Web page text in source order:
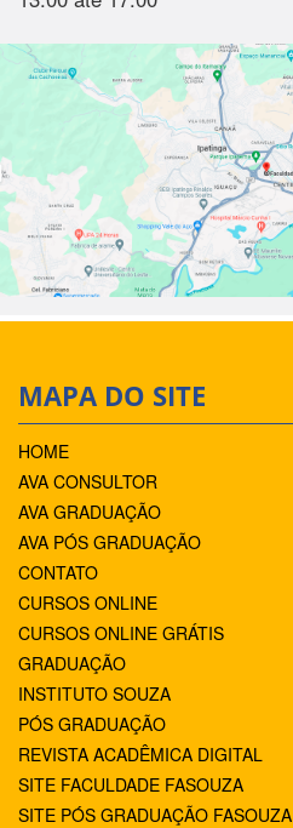
MAPA DO SITE
HOME
AVA CONSULTOR
AVA GRADUAÇÃO
AVA PÓS GRADUAÇÃO
CONTATO
CURSOS ONLINE
CURSOS ONLINE GRÁTIS
GRADUAÇÃO
INSTITUTO SOUZA
PÓS GRADUAÇÃO
REVISTA ACADÊMICA DIGITAL
SITE FACULDADE FASOUZA
SITE PÓS GRADUAÇÃO FASOUZA